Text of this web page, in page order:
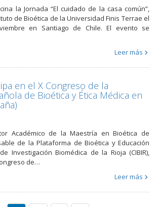
la Jornada “El cuidado de la casa común”,
de Bioética de la Universidad Finis Terrae el
en Santiago de Chile. El evento se
Leer más
en el X Congreso de la
de Bioética y Ética Médica en
Académico de la Maestría en Bioética de
de la Plataforma de Bioética y Educación
Investigación Biomédica de la Rioja (CIBIR),
de…
Leer más